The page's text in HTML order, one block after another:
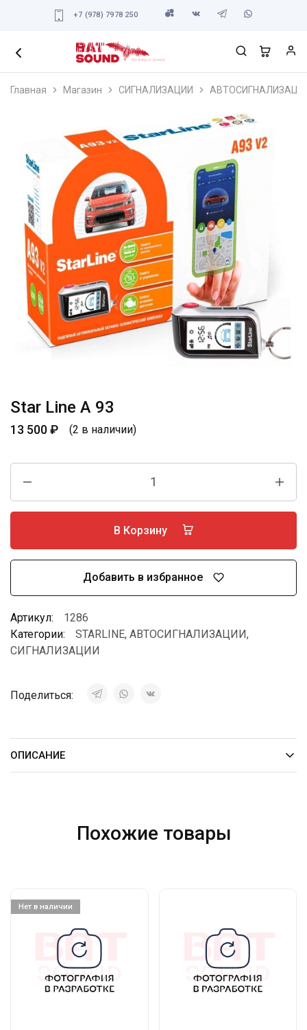
+7 (978) 7978 250
Главная Магазин СИГНАЛИЗАЦИИ
Star Line A 93
13 500₽ (2 в наличии)
В Корзину
Добавить в избранное
Артикул:
1286
Категории:
STARLINE, АВТОСИГНАЛИЗАЦИИ,
СИГНАЛИЗАЦИИ
Поделиться:
ОПИСАНИЕ
Похожие товары
Нет в наличии